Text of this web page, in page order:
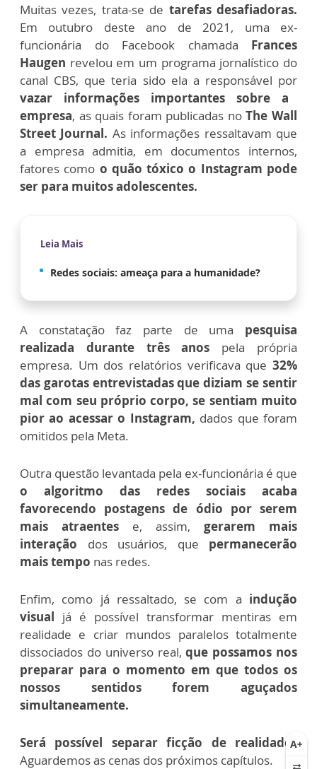
Muitas vezes, trata-se de tarefas desafiadoras.
Em outubro deste ano de 2021, uma ex-
funcionária do Facebook chamada Frances
Haugen revelou em um programa jornalístico do
canal CBS, que teria sido ela a responsável por
vazar informações importantes sobre a
empresa, as quais foram publicadas noThe Wall
Street Journal. As informações ressaltavam que
a empresa admitia, em documentos internos,
fatores como o quão tóxico o Instagram pode
ser para muitos adolescentes.
Leia Mais
Redes sociais: ameaça para a humanidade?
A constatação faz parte de uma pesquisa
realizada durante três anos pela própria
empresa. Um dos relatórios verificava que 32%
das garotas entrevistadas que diziam se sentir
mal com seu próprio corpo, se sentiam muito
pior ao acessar o Instagram, dados que foram
omitidos pela Meta.
Outra questão levantada pela ex-funcionária é que
o algoritmo das redes sociais acaba
favorecendo postagens de ódio por serem
mais atraentes e, assim, gerarem mais
interação dos usuários, que permanecerão
mais tempo nas redes.
Enfim, como já ressaltado, se com a indução
visual já é possível transformar mentiras em
realidade e criar mundos paralelos totalmente
dissociados do universo real,que possamos nos
preparar para o momento em que todos os
nossos sentidos forem aguçados
simultaneamente.
Será possível separar ficção de realidade?
Aguardemos as cenas dos próximos capítulos.